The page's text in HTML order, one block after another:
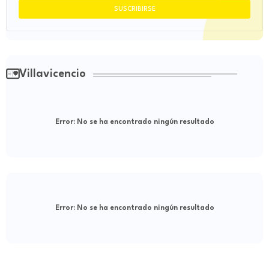
Villavicencio
Error:No se ha encontrado ningún resultado
Error:No se ha encontrado ningún resultado